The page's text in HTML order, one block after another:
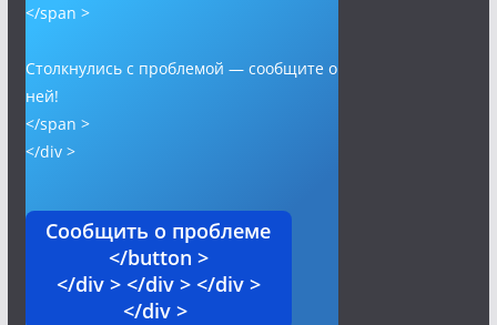
</span >
Столкнулись с проблемой — сообщите о
ней!
</span >
</div >
Сообщить о проблеме
</button >
</div > </div > </div >
</div >